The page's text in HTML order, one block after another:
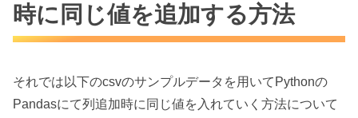
時に同じ値を追加する方法
それでは以下のcsvのサンプルデータを用いてPythonの
Pandasにて列追加時に同じ値を入れていく方法について